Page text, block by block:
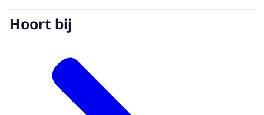
Hoort bij